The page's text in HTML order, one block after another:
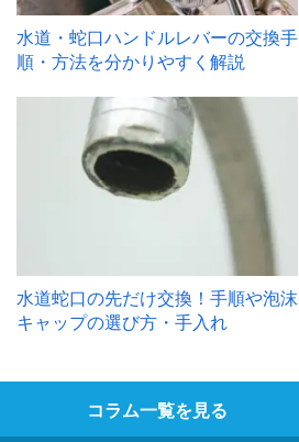
水道・蛇口ハンドルレバーの交換手
順・方法を分かりやすく解説
水道蛇口の先だけ交換！手順や泡沫
キャップの選び方・手入れ
コラム一覧を見る